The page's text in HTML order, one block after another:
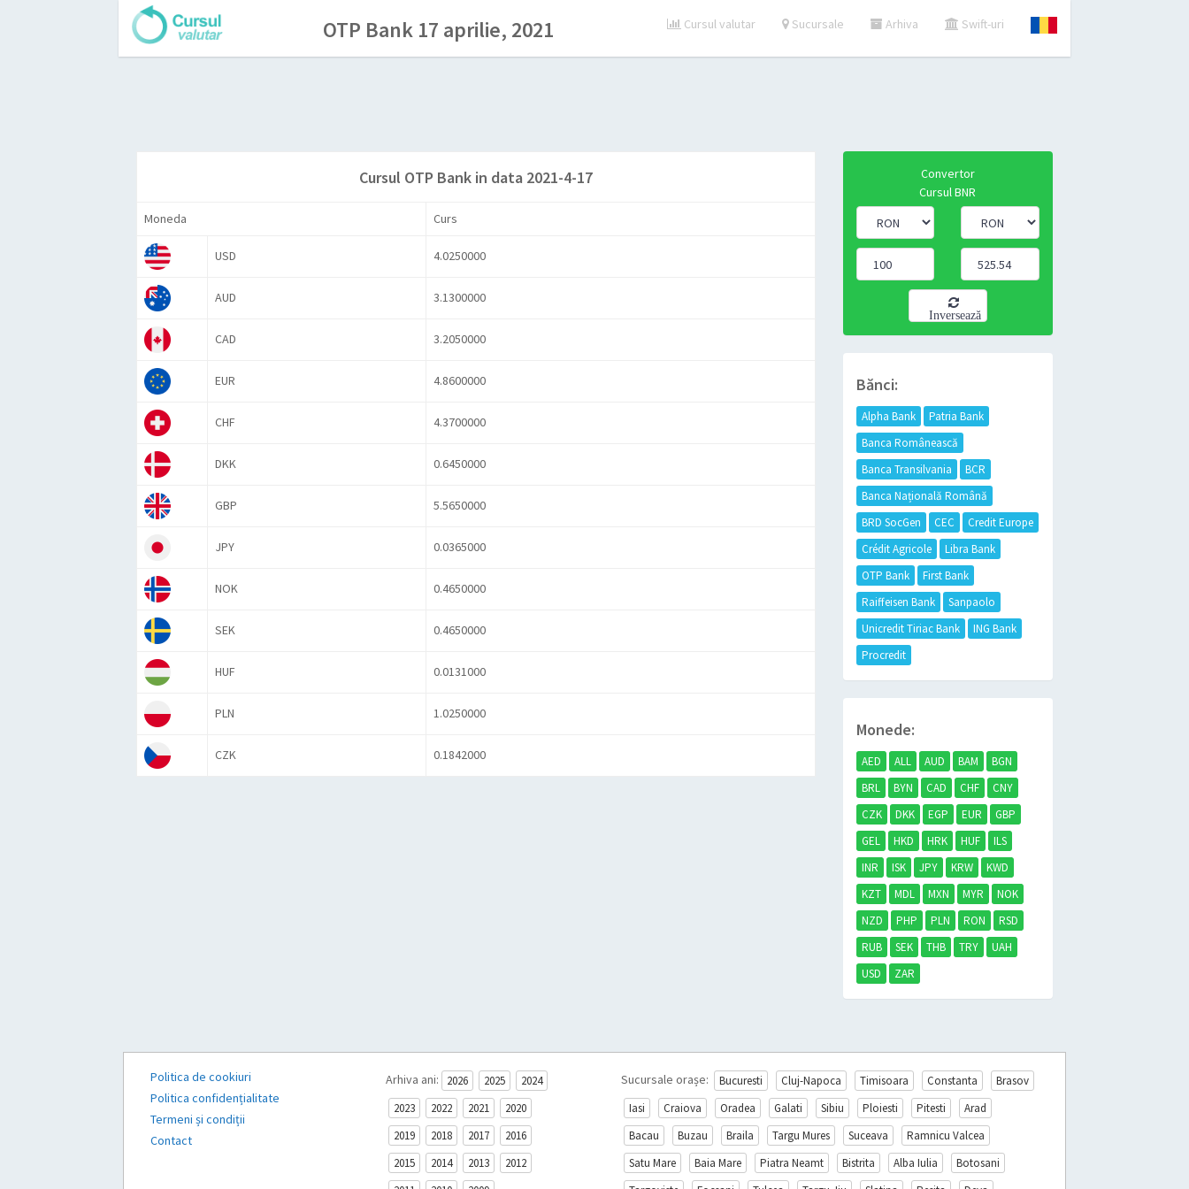
OTP Bank 17 aprilie, 2021 Cursul valutar Sucursale Arhiva Swift-uri
Cursul OTP Bank in data 2021-4-17
Moneda Curs
USD 4.0250000
AUD 3.1300000
CAD 3.2050000
EUR 4.8600000
CHF 4.3700000
DKK 0.6450000
GBP 5.5650000
JPY 0.0365000
NOK 0.4650000
SEK 0.4650000
HUF 0.0131000
PLN 1.0250000
CZK 0.1842000
Convertor
Cursul BNR
Inversează
Bănci:
Alpha Bank
Patria Bank
Banca Românească
Banca Transilvania
BCR
Banca Națională Română
BRD SocGen
CEC
Credit Europe
Crédit Agricole
Libra Bank
OTP Bank
First Bank
Raiffeisen Bank
Sanpaolo
Unicredit Tiriac Bank
ING Bank
Procredit
Monede:
AED ALL AUD BAM
BGN
BRL
BYN CAD CHF
CNY
CZK
DKK EGP EUR
GBP
GEL
HKD HRK HUF
ILS
INR
ISK JPY KRW
KWD
KZT
MDL MXN MYR
NOK
NZD
PHP PLN RON
RSD
RUB
SEK THB TRY
UAH
USD
ZAR
Politica de cookiuri
Politica confidențialitate
Termeni și condiții
Contact
Arhiva ani: 2026 2025
2024
2023
2022 2021
2020
2019
2018 2017
2016
2015
2014 2013
2012
Sucursale orașe: Bucuresti Cluj-Napoca Timisoara Constanta
Brasov
Iasi
Craiova Oradea Galati Sibiu Ploiesti Pitesti
Arad
Bacau
Buzau Braila Targu Mures Suceava
Ramnicu Valcea
Satu Mare
Baia Mare Piatra Neamt Bistrita Alba Iulia
Botosani